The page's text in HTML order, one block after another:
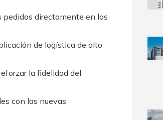
pedidos directamente en los
de logística de alto
la fidelidad del
con las nuevas